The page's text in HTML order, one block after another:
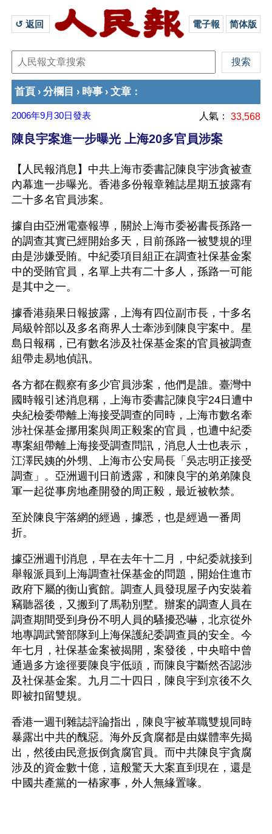
↺ 返回 電子報 简体版
首頁 › 分欄目 › 時事 › 文章 ：
2006年9月30日發表 人氣： 33,568
陳良宇案進一步曝光 上海20多官員涉案
【人民報消息】中共上海市委書記陳良宇涉貪被查
內幕進一步曝光。香港多份報章雜誌星期五披露有
二十多名官員涉案。
據自由亞洲電臺報導，關於上海市委祕書長孫路一
的調查其實已經開始多天，目前孫路一被雙規的理
由是涉嫌受賄。中紀委項目組正在調查社保基金案
中的受賄官員，名單上共有二十多人，孫路一可能
是其中之一。
據香港蘋果日報披露，上海有四位副市長，十多名
局級幹部以及多名商界人士牽涉到陳良宇案中。星
島日報稱，已有數名涉及社保基金案的官員被調查
組帶走易地偵訊。
各方都在觀察有多少官員涉案，他們是誰。臺灣中
國時報引述消息稱，上海市委書記陳良宇24日遭中
央紀檢委帶離上海接受調查的同時，上海市數名牽
涉社保基金挪用案與周正毅案的官員，也遭中紀委
專案組帶離上海接受調查問訊，消息人士也表示，
江澤民姨的外甥、上海市公安局長「吳志明正接受
調查」。亞洲週刊日前透露，和陳良宇的弟弟陳良
軍一起從事房地產開發的周正毅，最近被軟禁。
至於陳良宇落網的經過，據悉，也是經過一番周
折。
據亞洲週刊消息，早在去年十二月，中紀委就接到
舉報派員到上海調查社保基金的問題，開始住進市
政府下屬的衡山賓館。調查人員發現屋子內安裝着
竊聽器後，又搬到了馬勒別墅。辦案的調查人員在
調查期間受到身份不明人員的騷擾恐嚇，北京從外
地專調武警部隊到上海保護紀委調查員的安全。今
年七月，社保基金案被揭開，案發後，中央暗中曾
通過多方途徑要陳良宇低頭，而陳良宇斷然否認涉
及社保基金案。九月二十四日，陳良宇到京後不久
即被扣留雙規。
香港一週刊雜誌評論指出，陳良宇被革職雙規同時
暴露出中共的醜惡。海外反貪腐都是由媒體率先揭
出，然後由民意扳倒貪腐官員。而中共陳良宇貪腐
涉及的資金數十億，這般驚天大案直到現在，還是
中國共產黨的一樁家事，外人無緣置喙。